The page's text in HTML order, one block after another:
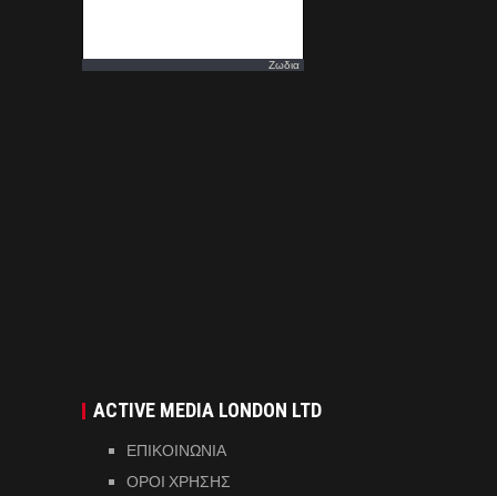
Ζωδια
ACTIVE MEDIA LONDON LTD
ΕΠΙΚΟΙΝΩΝΙΑ
ΟΡΟΙ ΧΡΗΣΗΣ